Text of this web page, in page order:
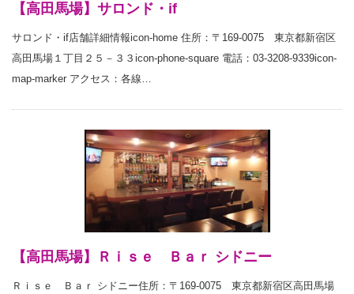
【高田馬場】サロンド・if
サロンド・if店舗詳細情報icon-home 住所：〒169-0075 東京都新宿区
高田馬場１丁目２５－３３icon-phone-square 電話：03-3208-9339icon-
map-marker アクセス：各線…
【高田馬場】Ｒｉｓｅ Ｂａｒ シドニー
Ｒｉｓｅ Ｂａｒ シドニー住所：〒169-0075 東京都新宿区高田馬場